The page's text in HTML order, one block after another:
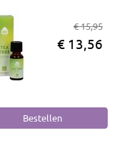
€ 15,95
€ 13,56